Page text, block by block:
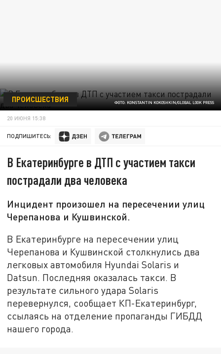
ФОТО: KONSTANTIN KOKOSHKIN/GLOBAL LOOK PRESS
ПРОИСШЕСТВИЯ
20 ИЮНЯ 15:38
ПОДПИШИТЕСЬ:
В Екатеринбурге в ДТП с участием такси
пострадали два человека
Инцидент произошел на пересечении улиц
Черепанова и Кушвинской.
В Екатеринбурге на пересечении улиц
Черепанова и Кушвинской столкнулись два
легковых автомобиля Hyundai Solaris и
Datsun. Последняя оказалась такси. В
результате сильного удара Solaris
перевернулся, сообщает КП-Екатеринбург,
ссылаясь на отделение пропаганды ГИБДД
нашего города.